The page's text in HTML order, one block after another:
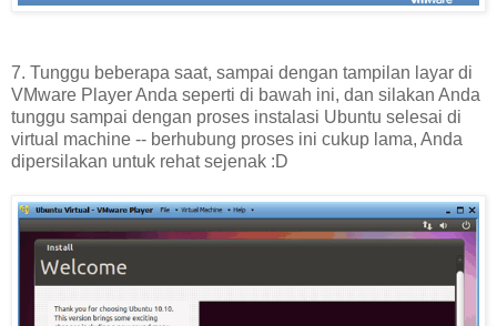
7. Tunggu beberapa saat, sampai dengan tampilan layar di
VMware Player Anda seperti di bawah ini, dan silakan Anda
tunggu sampai dengan proses instalasi Ubuntu selesai di
virtual machine -- berhubung proses ini cukup lama, Anda
dipersilakan untuk rehat sejenak :D